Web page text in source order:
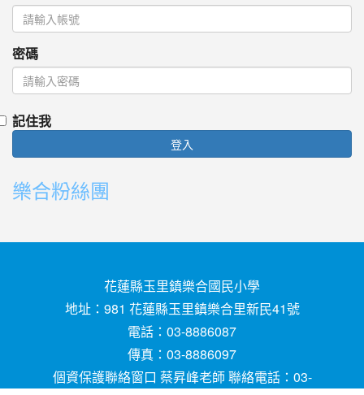
密碼
記住我
登入
樂合粉絲團
花蓮縣玉里鎮樂合國民小學
地址：981 花蓮縣玉里鎮樂合里新民41號
電話：03-8886087
傳真：03-8886097
個資保護聯絡窗口 蔡昇峰老師 聯絡電話：03-